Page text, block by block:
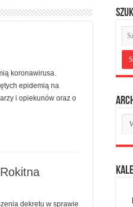
koronawirusa.
epidemią na
i opiekunów oraz o
dekretu w sprawie